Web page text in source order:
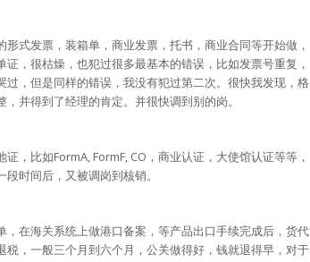
式发票，装箱单，商业发票，托书，商业合同等开始做，
，很枯燥，也犯过很多最基本的错误，比如发票号重复，
，但是同样的错误，我没有犯过第二次。很快我发现，格
并得到了经理的肯定。并很快调到别的岗。
，比如FormA, FormF, CO，商业认证，大使馆认证等等，
时间后，又被调岗到核销。
在海关系统上做港口备案，等产品出口手续完成后，货代
，一般三个月到六个月，公关做得好，钱就退得早，对于